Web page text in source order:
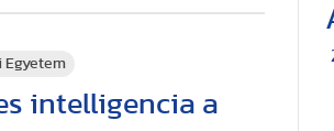
Egyetem
intelligencia a